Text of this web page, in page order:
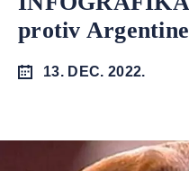
protiv Argentine
13. DEC. 2022.